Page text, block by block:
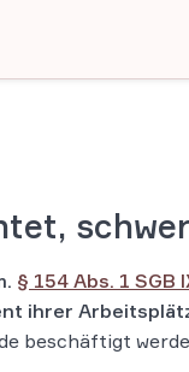
§ 154 Abs. 1 SGB
ihrer
beschäftigt